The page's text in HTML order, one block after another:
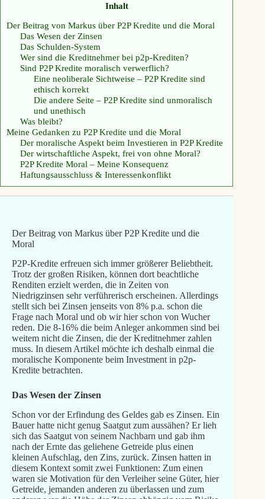
Inhalt
Der Beitrag von Markus über P2P Kredite und die Moral
Das Wesen der Zinsen
Das Schulden-System
Wer sind die Kreditnehmer bei p2p-Krediten?
Sind P2P Kredite moralisch verwerflich?
Eine neoliberale Sichtweise – P2P Kredite sind
ethisch korrekt
Die andere Seite – P2P Kredite sind unmoralisch
und unethisch
Was bleibt?
Meine Gedanken zu P2P Kredite und die Moral
Der moralische Aspekt beim Investieren in P2P Kredite
Der wirtschaftliche Aspekt, frei von ohne Moral?
P2P Kredite Moral – Meine Konsequenz
Haftungsausschluss & Interessenkonflikt
Der Beitrag von Markus über P2P Kredite und die
Moral
P2P-Kredite erfreuen sich immer größerer Beliebtheit.
Trotz der großen Risiken, können dort beachtliche
Renditen erzielt werden, die in Zeiten von
Niedrigzinsen sehr verführerisch erscheinen. Allerdings
stellt sich bei Zinsen jenseits von 8% p.a. schon die
Frage nach Moral und ob wir hier schon von Wucher
reden. Die 8-16% die beim Anleger ankommen sind bei
weitem nicht die Zinsen, die der Kreditnehmer zahlen
muss. In diesem Artikel möchte ich deshalb einmal die
moralische Komponente beim Investment in p2p-
Kredite betrachten.
Das Wesen der Zinsen
Schon vor der Erfindung des Geldes gab es Zinsen. Ein
Bauer hatte nicht genug Saatgut zum aussähen? Er lieh
sich das Saatgut von seinem Nachbarn und gab ihm
nach der Ernte das geliehene Getreide plus einen
kleinen Aufschlag, den Zins, zurück. Zinsen hatten in
diesem Kontext somit zwei Funktionen: Zum einen
waren sie Motivation für den Verleiher seine Güter, hier
Getreide, jemanden anderen zu überlassen und zum